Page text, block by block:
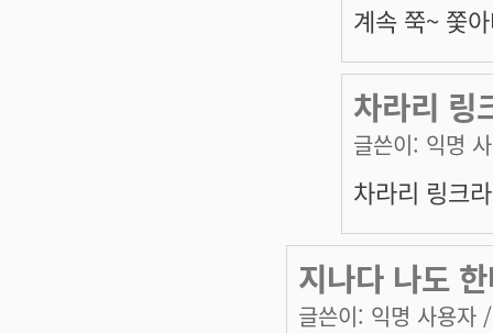
계속 쭉~ 쫓
차라리 링
글쓴이: 익명
차라리 링크
지나다 나도
글쓴이: 익명 사용자